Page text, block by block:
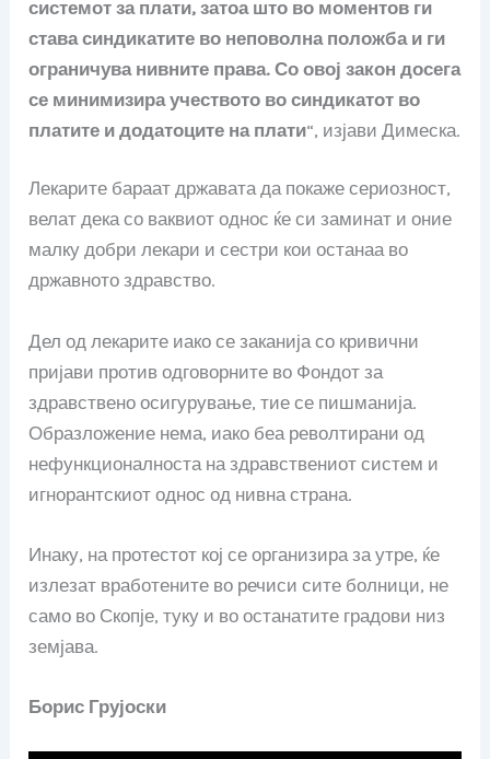
системот за плати, затоа што во моментов ги
става синдикатите во неповолна положба и ги
ограничува нивните права. Со овој закон досега
се минимизира учеството во синдикатот во
платите и додатоците на плати“, изјави Димеска.
Лекарите бараат државата да покаже сериозност,
велат дека со ваквиот однос ќе си заминат и оние
малку добри лекари и сестри кои останаа во
државното здравство.
Дел од лекарите иако се заканија со кривични
пријави против одговорните во Фондот за
здравствено осигурување, тие се пишманија.
Образложение нема, иако беа револтирани од
нефункционалноста на здравствениот систем и
игнорантскиот однос од нивна страна.
Инаку, на протестот кој се организира за утре, ќе
излезат вработените во речиси сите болници, не
само во Скопје, туку и во останатите градови низ
земјава.
Борис Грујоски